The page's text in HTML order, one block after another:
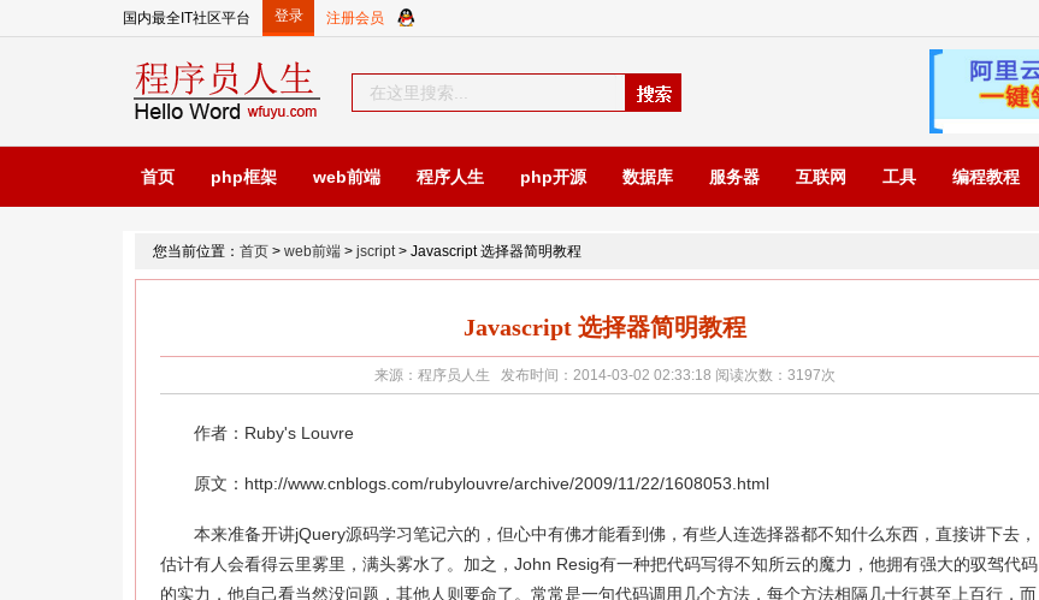
国内最全IT社区平台
首页 php框架 web前端 程序人生 php开源 数据库 服务器 互联网 工具 编程教程
您当前位置： 首页 > web前端 > jscript> Javascript 选择器简明教程
Javascript 选择器简明教程
来源：程序员人生 发布时间：2014-03-02 02:33:18 阅读次数： 3197次
作者：Ruby's Louvre
原文：http://www.cnblogs.com/rubylouvre/archive/2009/11/22/1608053.html
本来准备开讲jQuery源码学习笔记六的，但心中有佛才能看到佛，有些人连选择器都不知什么东西，直接讲下去，
估计有人会看得云里雾里，满头雾水了。加之，John Resig有一种把代码写得不知所云的魔力，他拥有强大的驭驾代码
的实力，他自己看当然没问题，其他人则要命了。常常是一句代码调用几个方法，每个方法相隔几十行甚至上百行，而